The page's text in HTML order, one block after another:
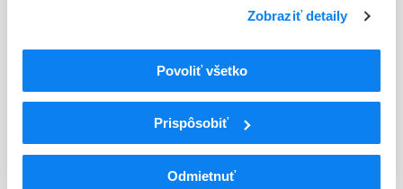
Zobraziť detaily
Povoliť všetko
Prispôsobiť
Odmietnuť
78 - SYMPATHOMIMETICA
ATC